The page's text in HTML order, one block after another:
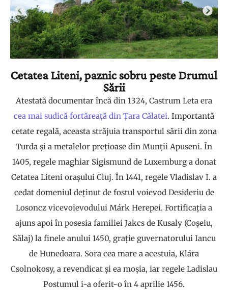
Cetatea Liteni, paznic sobru peste Drumul
Sării
Atestată documentar încă din 1324, Castrum Leta era
cea mai sudică fortăreață din Țara Călatei. Importantă
cetate regală, aceasta străjuia transportul sării din zona
Turda și a metalelor prețioase din Munții Apuseni. În
1405, regele maghiar Sigismund de Luxemburg a donat
Cetatea Liteni orașului Cluj. În 1441, regele Vladislav I. a
cedat domeniul deținut de fostul voievod Desideriu de
Losoncz vicevoievodului Márk Herepei. Fortificația a
ajuns apoi în posesia familiei Jakcs de Kusaly (Coșeiu,
Sălaj) la finele anului 1450, grație guvernatorului Iancu
de Hunedoara. Sora cea mare a acestuia, Klára
Csolnokosy, a revendicat și ea moșia, iar regele Ladislau
Postumul i-a oferit-o în 4 aprilie 1456.